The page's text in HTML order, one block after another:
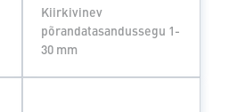
Kiirkivinev
põrandatasandussegu 1-
30 mm